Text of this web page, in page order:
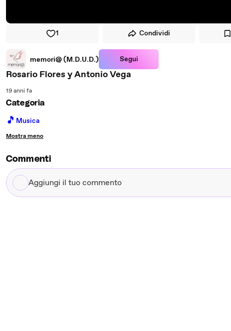
1 Condividi
memori@ (M.D.U.D.) Segui
Rosario Flores y Antonio Vega
19 anni fa
Categoria
🎵 Musica
Mostra meno
Commenti
Aggiungi
il